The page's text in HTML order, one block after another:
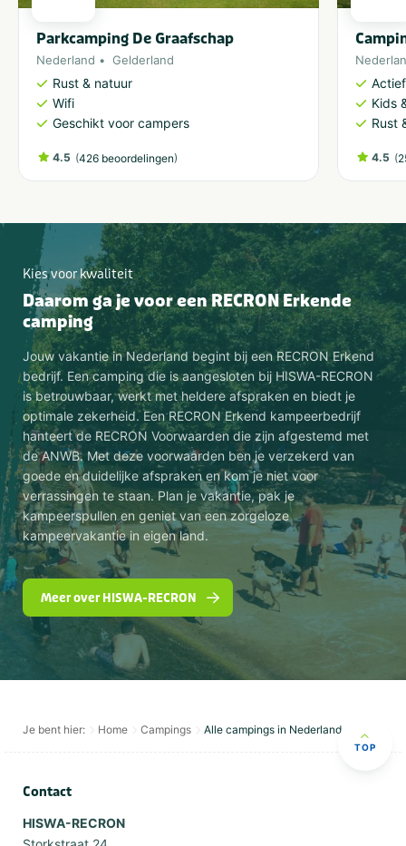
Parkcamping De Graafschap
Nederland Gelderland
Rust & natuur
Wifi
Geschikt voor campers
4.5 (426 beoordelingen)
Kids
Rust
4.5 (
Kies voor kwaliteit
Daarom ga je voor een RECRON Erkende
camping
Jouw vakantie in Nederland begint bij een RECRON Erkend
bedrijf. Een camping die is aangesloten bij HISWA-RECRON
is betrouwbaar, werkt met heldere afspraken en biedt je
optimale zekerheid. Een RECRON Erkend kampeerbedrijf
hanteert de RECRON Voorwaarden die zijn afgestemd met
de ANWB. Met deze voorwaarden ben je verzekerd van
goede en duidelijke afspraken en kom je niet voor
verrassingen te staan. Plan je vakantie, pak je
kampeerspullen en geniet van een zorgeloze
kampeervakantie in eigen land.
Meer over HISWA-RECRON
Je bent hier: Home Campings Alle campings in Nederland
TOP
Contact
HISWA-RECRON